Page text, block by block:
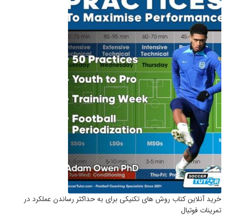
خرید آنلاین کتاب روش های تکنیکی برای به حداکثر رساندن عملکرد در
تمرینات فوتبال